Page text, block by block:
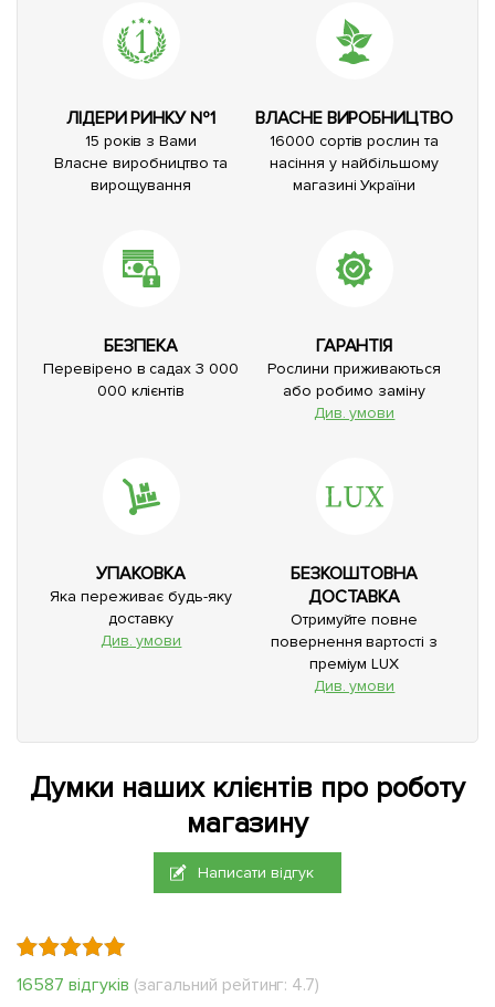
ЛІДЕРИ РИНКУ №1
15 років з Вами
Власне виробництво та
вирощування
ВЛАСНЕ ВИРОБНИЦТВО
16000 сортів рослин та
насіння у найбільшому
магазині України
БЕЗПЕКА
Перевірено в садах 3 000
000 клієнтів
ГАРАНТІЯ
Рослини приживаються
або робимо заміну
Див. умови
УПАКОВКА
Яка переживає будь-яку
доставку
Див. умови
БЕЗКОШТОВНА
ДОСТАВКА
Отримуйте повне
повернення вартості з
преміум LUX
Див. умови
Думки наших клієнтів про роботу
магазину
Написати відгук
16587 відгуків (загальний рейтинг: 4.7)